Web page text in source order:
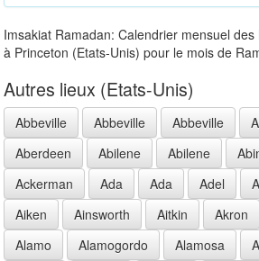
Imsakiat Ramadan: Calendrier mensuel
à Princeton (Etats-Unis) pour le mois de
Autres lieux (Etats-Unis)
Abbeville Abbeville Abbeville
Aberdeen
Abilene Abilene
Ackerman
Ada Ada Adel
Aiken
Ainsworth Aitkin Akron
Alamo
Alamogordo Alamosa